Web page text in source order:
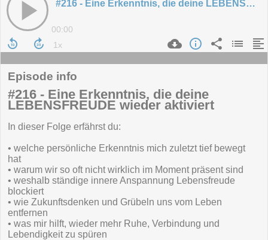
#216 - Eine Erkenntnis, die deine LEBENSFREUDE wieder aktiviert
00:00
Episode info
#216 - Eine Erkenntnis, die deine
LEBENSFREUDE wieder aktiviert
In dieser Folge erfährst du:
• welche persönliche Erkenntnis mich zuletzt tief bewegt
hat
• warum wir so oft nicht wirklich im Moment präsent sind
• weshalb ständige innere Anspannung Lebensfreude
blockiert
• wie Zukunftsdenken und Grübeln uns vom Leben
entfernen
• was mir hilft, wieder mehr Ruhe, Verbindung und
Lebendigkeit zu spüren